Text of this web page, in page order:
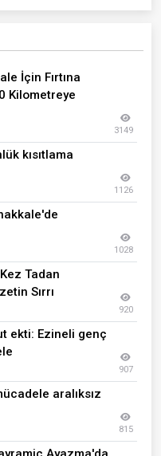
İçin Fırtına
Kilometreye
3149
kısıtlama
1126
1028
Tadan
Sırrı
920
ekti: Ezineli genç
907
aralıksız
815